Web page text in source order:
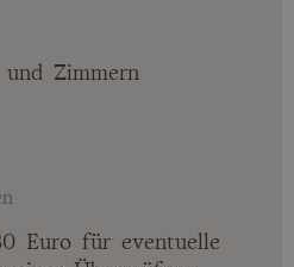
und Zimmern
Euro für eventuelle